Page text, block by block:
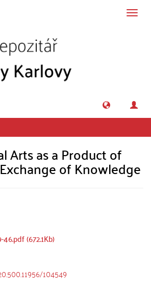
Arts as a Product of
of Knowledge
(672.1Kb)
104549